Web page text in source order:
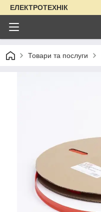
ЕЛЕКТРОТЕХНІК
Товари та послуги